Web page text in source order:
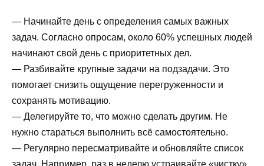
— Начинайте день с определения самых важных
задач. Согласно опросам, около 60% успешных людей
начинают свой день с приоритетных дел.
— Разбивайте крупные задачи на подзадачи. Это
помогает снизить ощущение перегруженности и
сохранять мотивацию.
— Делегируйте то, что можно сделать другим. Не
нужно стараться выполнить всё самостоятельно.
— Регулярно пересматривайте и обновляйте список